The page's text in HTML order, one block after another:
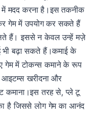
मदद करना है।इस तकनीक
गेम में उपयोग कर सकते हैं
हैं। इससे न केवल उन्हें मज़े
भी बढ़ा सकते हैं।कमाई के
गेम में टोकन्स कमाने के रूप
खरीदना और
कमाना।इस तरह से, प्ले टू
है जिससे लोग गेम का आनंद